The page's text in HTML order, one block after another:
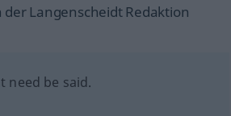
der Langenscheidt Redaktion
need be said.